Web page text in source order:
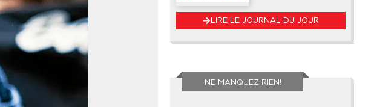
LIRE LE JOURNAL DU JOUR
NE MANQUEZ RIEN!